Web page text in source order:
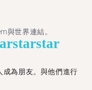
與世界連結。
starstar
成為朋友。與他們進行